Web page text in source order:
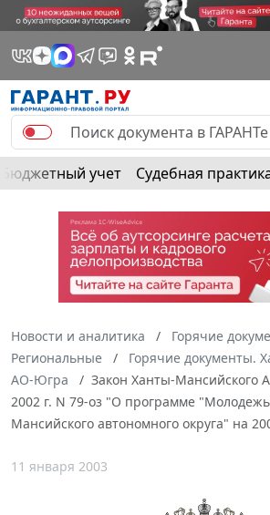
Бюджетный учет Судебная
Новости и аналитика
Горячие
Региональные
Горячие документы.
АО-Югра
Закон Ханты-Мансийского
2002 г. N 79-оз "О программе
Мансийского автономного округа" на
11 января 2003